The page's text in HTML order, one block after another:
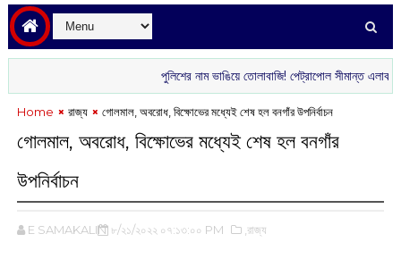
পুলিশের নাম ভাঙিয়ে তোলাবাজি! পেট্রাপোল সীমান্ত এলাকা থেকে
Home রাজ্য গোলমাল, অবরোধ, বিক্ষোভের মধ্যেই শেষ হল বনগাঁর উপনির্বাচন
গোলমাল, অবরোধ, বিক্ষোভের মধ্যেই শেষ হল বনগাঁর
উপনির্বাচন
E SAMAKALIN ৮/২১/২০২২ ০৭:১৩:০০ PM ,রাজ্য